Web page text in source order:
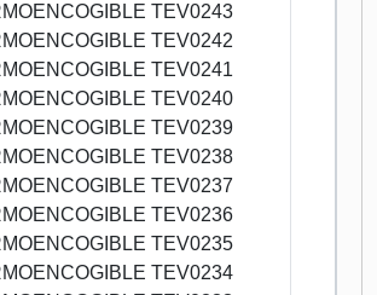
TEV0243
TEV0242
TEV0241
TEV0240
TEV0239
TEV0238
TEV0237
TEV0236
TEV0235
TEV0234